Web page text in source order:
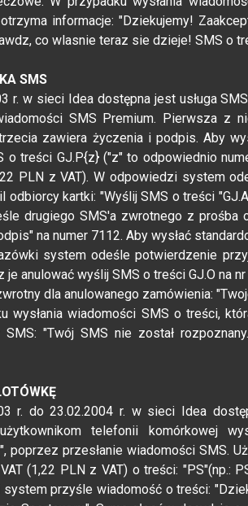
informacje: "Dziekujemy!
co wlasnie teraz sie dzieje! SMS o
SMS
r. w sieci Idea dostępna jest usługa
SMS Premium. Pierwsza z
zawiera życzenia i podpis. Aby
o treści GJ.P{z} ("z" to odpowiednio
PLN z VAT). W odpowiedzi system
odbiorcy kartki: "Wyślij SMS o treści
drugiego SMS'a zwrotnego z prośba
na numer 7112. Aby wysłać
system odeśle potwierdzenie
anulować wyślij SMS o treści GJ.O na nr
dla anulowanego zamówienia:
wysłania wiadomości SMS o treści,
SMS: "Twój SMS nie został
r. do 23.02.2004 r. w sieci Idea
telefonii komórkowej
poprzez przesłanie wiadomości SMS.
(1,22 PLN z VAT) o treści: "PS"(np.:
przyśle wiadomość o treści: